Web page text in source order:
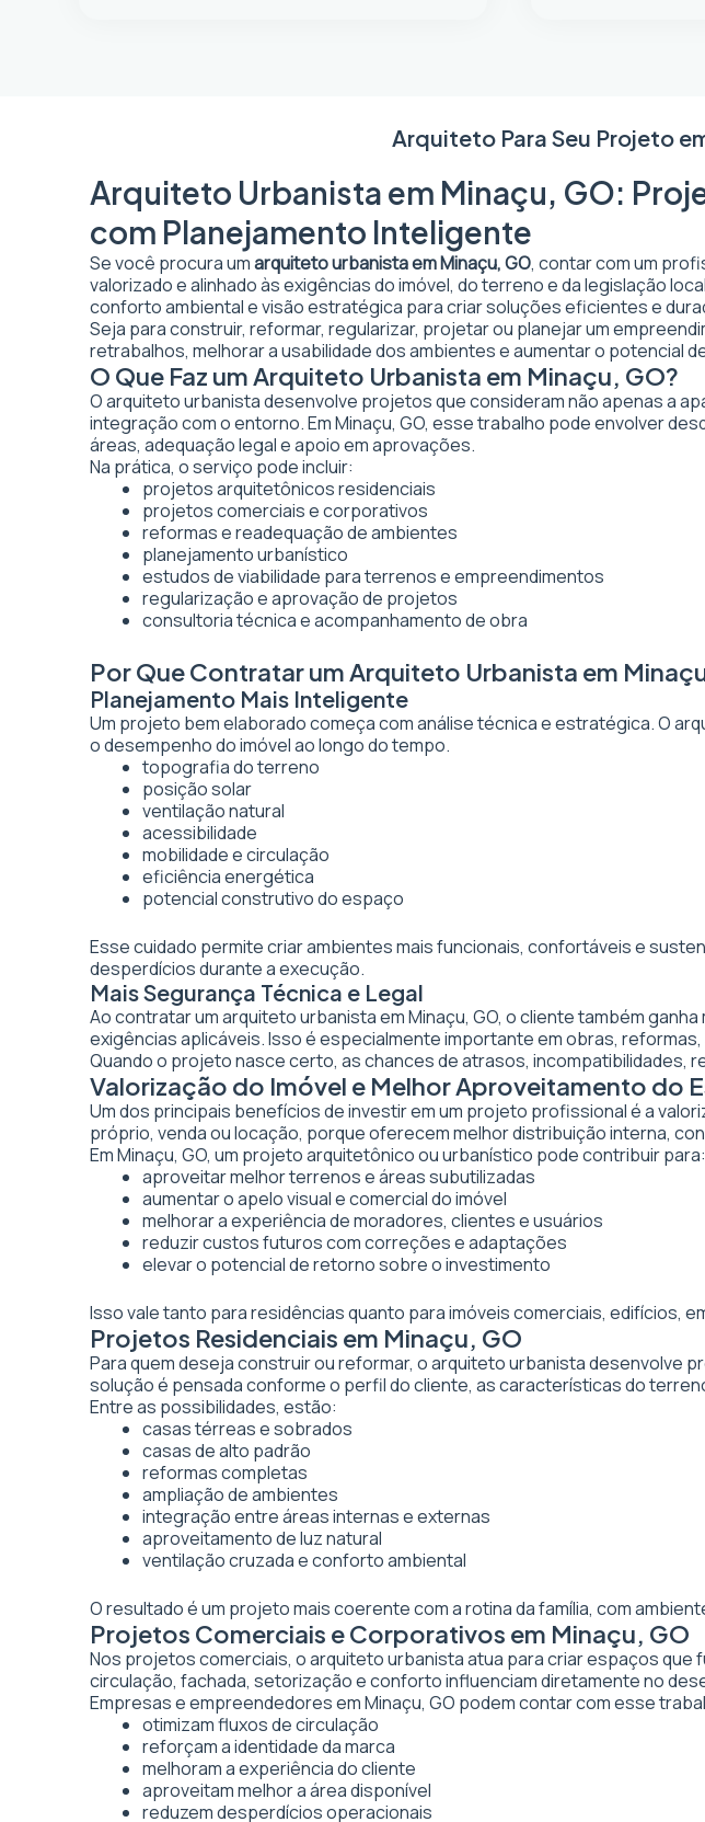
Arquiteto Para Seu Projeto
Arquiteto Urbanista em Minaçu, GO:
com Planejamento Inteligente
Se você procura umarquiteto urbanista em Minaçu, GO, contar com um
valorizado e alinhado às exigências do imóvel, do terreno e da legislação
conforto ambiental e visão estratégica para criar soluções eficientes e
Seja para construir, reformar, regularizar, projetar ou planejar um
retrabalhos, melhorar a usabilidade dos ambientes e aumentar o potencial
O Que Faz um Arquiteto Urbanista em Minaçu, GO?
O arquiteto urbanista desenvolve projetos que consideram não apenas a
integração com o entorno. Em Minaçu, GO, esse trabalho pode envolver
áreas, adequação legal e apoio em aprovações.
Na prática, o serviço pode incluir:
projetos arquitetônicos residenciais
projetos comerciais e corporativos
reformas e readequação de ambientes
planejamento urbanístico
estudos de viabilidade para terrenos e empreendimentos
regularização e aprovação de projetos
consultoria técnica e acompanhamento de obra
Por Que Contratar um Arquiteto Urbanista em
Planejamento Mais Inteligente
Um projeto bem elaborado começa com análise técnica e estratégica. O
o desempenho do imóvel ao longo do tempo.
topografia do terreno
posição solar
ventilação natural
acessibilidade
mobilidade e circulação
eficiência energética
potencial construtivo do espaço
Esse cuidado permite criar ambientes mais funcionais, confortáveis e
desperdícios durante a execução.
Mais Segurança Técnica e Legal
Ao contratar um arquiteto urbanista em Minaçu, GO, o cliente também
exigências aplicáveis. Isso é especialmente importante em obras,
Quando o projeto nasce certo, as chances de atrasos, incompatibilidades,
Valorização do Imóvel e Melhor Aproveitamento do
Um dos principais benefícios de investir em um projeto profissional é a
próprio, venda ou locação, porque oferecem melhor distribuição interna,
Em Minaçu, GO, um projeto arquitetônico ou urbanístico pode contribuir para:
aproveitar melhor terrenos e áreas subutilizadas
aumentar o apelo visual e comercial do imóvel
melhorar a experiência de moradores, clientes e usuários
reduzir custos futuros com correções e adaptações
elevar o potencial de retorno sobre o investimento
Isso vale tanto para residências quanto para imóveis comerciais, edifícios,
Projetos Residenciais em Minaçu, GO
Para quem deseja construir ou reformar, o arquiteto urbanista desenvolve
solução é pensada conforme o perfil do cliente, as características do
Entre as possibilidades, estão:
casas térreas e sobrados
casas de alto padrão
reformas completas
ampliação de ambientes
integração entre áreas internas e externas
aproveitamento de luz natural
ventilação cruzada e conforto ambiental
O resultado é um projeto mais coerente com a rotina da família, com
Projetos Comerciais e Corporativos em Minaçu, GO
Nos projetos comerciais, o arquiteto urbanista atua para criar espaços que
circulação, fachada, setorização e conforto influenciam diretamente no
Empresas e empreendedores em Minaçu, GO podem contar com esse
otimizam fluxos de circulação
reforçam a identidade da marca
melhoram a experiência do cliente
aproveitam melhor a área disponível
reduzem desperdícios operacionais